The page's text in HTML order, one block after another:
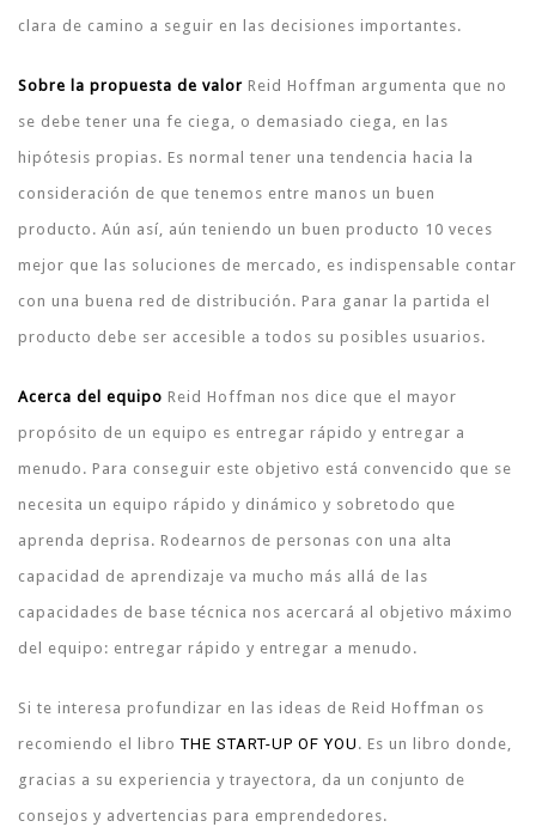
clara de camino a seguir en las decisiones importantes.
Sobre la propuesta de valor Reid Hoffman argumenta que no
se debe tener una fe ciega, o demasiado ciega, en las
hipótesis propias. Es normal tener una tendencia hacia la
consideración de que tenemos entre manos un buen
producto. Aún así, aún teniendo un buen producto 10 veces
mejor que las soluciones de mercado, es indispensable contar
con una buena red de distribución. Para ganar la partida el
producto debe ser accesible a todos su posibles usuarios.
Acerca del equipo Reid Hoffman nos dice que el mayor
propósito de un equipo es entregar rápido y entregar a
menudo. Para conseguir este objetivo está convencido que se
necesita un equipo rápido y dinámico y sobretodo que
aprenda deprisa. Rodearnos de personas con una alta
capacidad de aprendizaje va mucho más allá de las
capacidades de base técnica nos acercará al objetivo máximo
del equipo: entregar rápido y entregar a menudo.
Si te interesa profundizar en las ideas de Reid Hoffman os
recomiendo el libroTHE START-UP OF YOU . Es un libro donde,
gracias a su experiencia y trayectora, da un conjunto de
consejos y advertencias para emprendedores.